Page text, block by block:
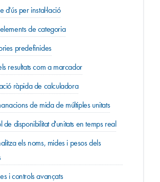
d'ús per instal·lació
de categoria
predefinides
resultats com a marcador
ràpida de calculadora
de mida de múltiples unitats
de disponibilitat d'unitats en temps real
els noms, mides i pesos dels
i controls avançats